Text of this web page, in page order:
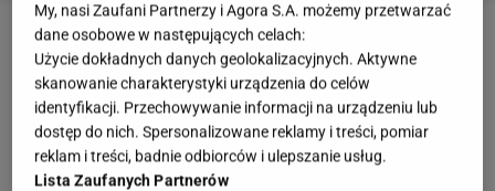
Żyłeś w PRL-u? Sprawdź w naszym quizie, czy
pamiętasz te programy
Geograficzny quiz wyłoni ekspertów. Tylko 30% z
was zdobywa komplet!
My, nasi Zaufani Partnerzy i Agora S.A. możemy przetwarzać
dane osobowe w następujących celach:
Użycie dokładnych danych geolokalizacyjnych. Aktywne
skanowanie charakterystyki urządzenia do celów
identyfikacji. Przechowywanie informacji na urządzeniu lub
dostęp do nich. Spersonalizowane reklamy i treści, pomiar
reklam i treści, badnie odbiorców i ulepszanie usług.
Lista Zaufanych Partnerów